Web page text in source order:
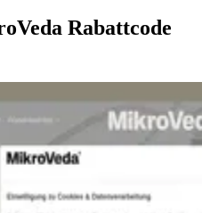
Rabattcode